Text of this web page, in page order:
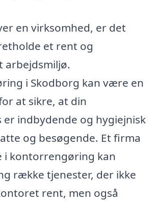
en virksomhed, er det
et rent og
arbejdsmiljø.
i Skodborg kan være en
at sikre, at din
er indbydende og hygiejnisk
og besøgende. Et firma
i kontorrengøring kan
række tjenester, der ikke
rent, men også